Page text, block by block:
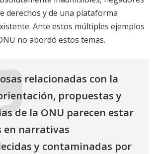
derechos y de una plataforma
Ante estos múltiples ejemplos
no abordó estos temas.
relacionadas con la
propuestas y
de la ONU parecen estar
en narrativas
y contaminadas por